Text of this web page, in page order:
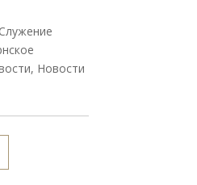
Cлужение
, Новости